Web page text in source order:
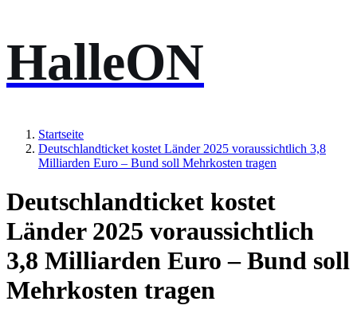
HalleON
Startseite
Deutschlandticket kostet Länder 2025 voraussichtlich 3,8
Milliarden Euro – Bund soll Mehrkosten tragen
Deutschlandticket kostet
Länder 2025 voraussichtlich
3,8 Milliarden Euro – Bund soll
Mehrkosten tragen